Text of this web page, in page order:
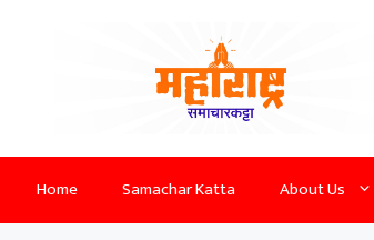
Home Samachar Katta About Us